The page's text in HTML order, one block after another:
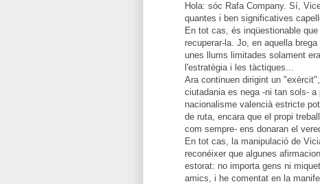
Hola: sóc Rafa Company. Sí,
quantes i ben significatives
En tot cas, és inqüestionable
recuperar-la. Jo, en aquella
unes llums limitades solament
l'estratègia i les tàctiques...
Ara continuen dirigint un
ciutadania es nega -ni tan sols-
nacionalisme valencià estricte
de ruta, encara que el propi
com sempre- ens donaran el
En tot cas, la manipulació de
reconéixer que algunes
estorat: no importa gens ni
amics, i he comentat en la